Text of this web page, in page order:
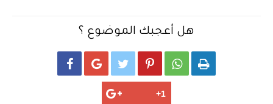
هل أعجبك الموضوع ؟
     